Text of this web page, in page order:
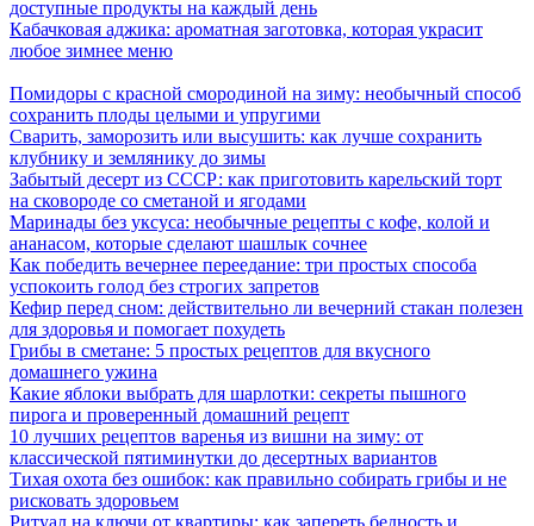
доступные продукты на каждый день
Кабачковая аджика: ароматная заготовка, которая украсит
любое зимнее меню
Помидоры с красной смородиной на зиму: необычный способ
сохранить плоды целыми и упругими
Сварить, заморозить или высушить: как лучше сохранить
клубнику и землянику до зимы
Забытый десерт из СССР: как приготовить карельский торт
на сковороде со сметаной и ягодами
Маринады без уксуса: необычные рецепты с кофе, колой и
ананасом, которые сделают шашлык сочнее
Как победить вечернее переедание: три простых способа
успокоить голод без строгих запретов
Кефир перед сном: действительно ли вечерний стакан полезен
для здоровья и помогает похудеть
Грибы в сметане: 5 простых рецептов для вкусного
домашнего ужина
Какие яблоки выбрать для шарлотки: секреты пышного
пирога и проверенный домашний рецепт
10 лучших рецептов варенья из вишни на зиму: от
классической пятиминутки до десертных вариантов
Тихая охота без ошибок: как правильно собирать грибы и не
рисковать здоровьем
Ритуал на ключи от квартиры: как запереть бедность и